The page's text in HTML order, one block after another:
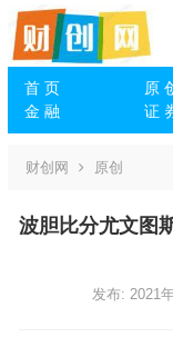
首 页 原
金 融
证
财创网 原创
波胆比分尤文图
发布: 2021